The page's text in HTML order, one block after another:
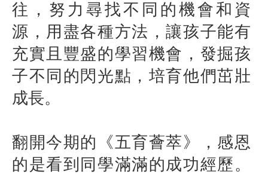
往，努力尋找不同的機會和資
源，用盡各種方法，讓孩子能有
充實且豐盛的學習機會，發掘孩
子不同的閃光點，培育他們茁壯
成長。
翻開今期的《五育薈萃》，感恩
的是看到同學滿滿的成功經歷。